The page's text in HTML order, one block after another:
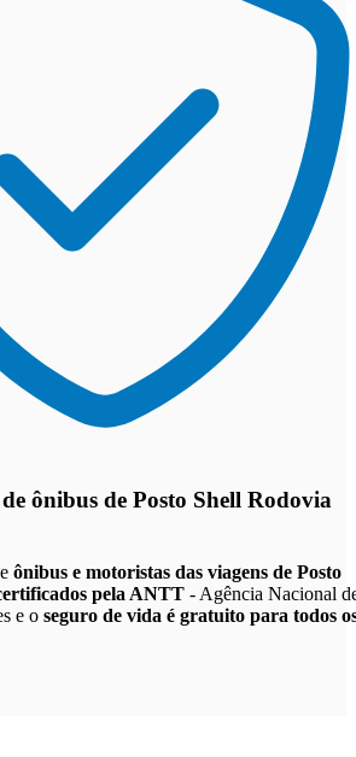
ônibus de Posto Shell Rodovia
ônibus e motoristas das viagens de Posto
pela ANTT - Agência Nacional
e o seguro de vida é gratuito para todos